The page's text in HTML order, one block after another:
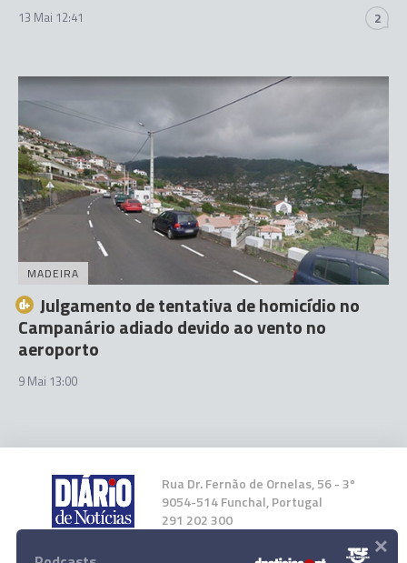
13 Mai 12:41 2
MADEIRA
Julgamento de tentativa de homicídio no
Campanário adiado devido ao vento no
aeroporto
9 Mai 13:00
Rua Dr. Fernão de Ornelas, 56 - 3º
9054-514 Funchal, Portugal
291 202 300
×